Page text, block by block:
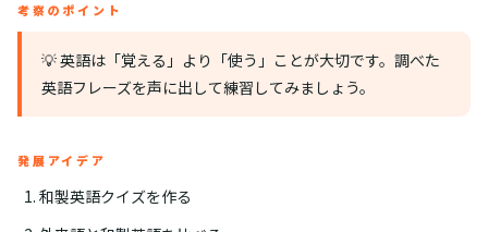
考察のポイント
💡 英語は「覚える」より「使う」ことが大切です。調べた
英語フレーズを声に出して練習してみましょう。
発展アイデア
和製英語クイズを作る